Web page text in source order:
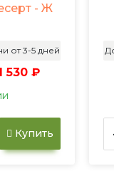
- Ж
от 3-5 дней
530 ₽
Купить